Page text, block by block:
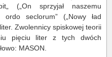
(„On sprzyjał naszemu
ordo seclorum” („Nowy ład
Zwolennicy spiskowej teorii
pięciu liter z tych dwóch
MASON.